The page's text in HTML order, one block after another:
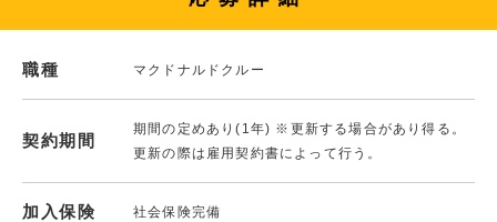
職種 マクドナルドクルー
契約期間
期間の定めあり(1年) ※更新する場合があり得る。
更新の際は雇用契約書によって行う。
加入保険 社会保険完備